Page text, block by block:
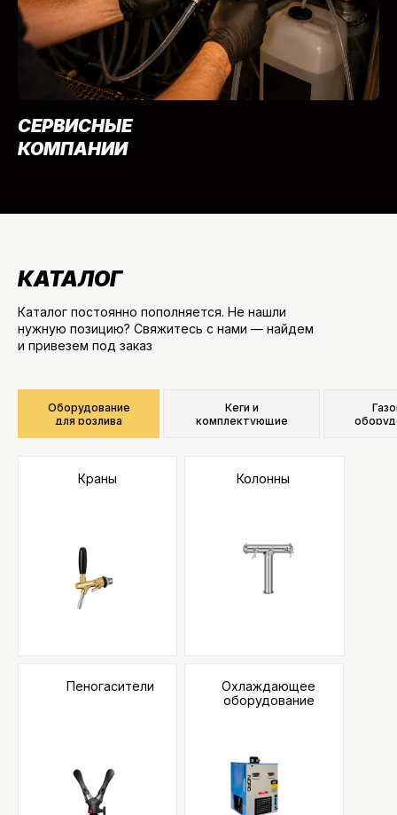
СЕРВИСНЫЕ
КОМПАНИИ
КАТАЛОГ
Каталог постоянно пополняется. Не нашли
нужную позицию? Свяжитесь с нами — найдем
и привезем под заказ
Оборудование
для розлива
Кеги и
комплектующие
Краны Колонны
Пеногасители
Охладители
Охлаждающее
оборудование